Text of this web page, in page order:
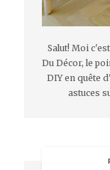
Salut! Moi
Du Décor, le
DIY en quête
astuces